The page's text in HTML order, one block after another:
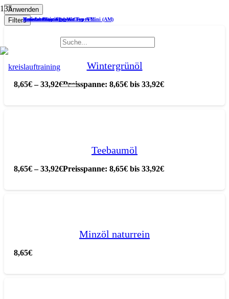
Kunststoffroste Typ A
Holzroste Typ A
Desinfektionsmittel Wofasept FL
Kreislauftrainingsgerät Typ A
Kreislauftrainingsgerät Typ A Mini (AM)
Anwenden
Filters
Wintergrünöl
8,65€ –33,92€Preisspanne: 8,65€ bis 33,92€
Teebaumöl
8,65€ –33,92€Preisspanne: 8,65€ bis 33,92€
Minzöl naturrein
8,65€